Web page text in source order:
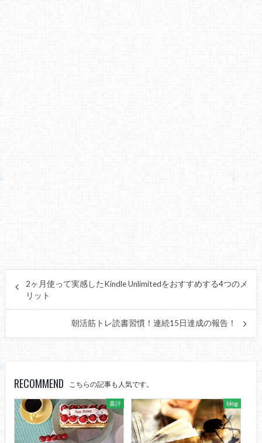
2ヶ月使って実感したKindle Unlimitedをおすすめする4つのメ
リット
朝活筋トレ読書習慣！連続15日達成の報告！
RECOMMEND こちらの記事も人気です。
書評 blog